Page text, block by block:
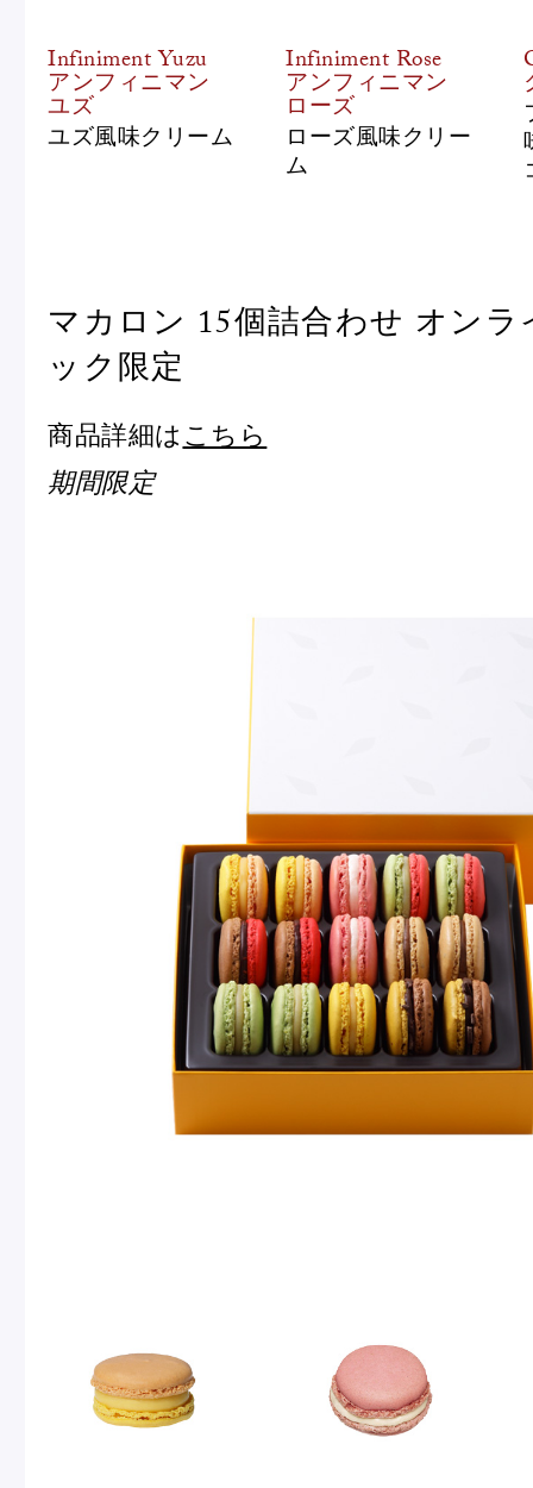
Infiniment Yuzu
アンフィニマン
ユズ
ユズ風味クリーム
Infiniment Rose
アンフィニマン
ローズ
ローズ風味クリー
ム
マカロン 15個詰合わせ オン
ック限定
商品詳細は こちら
期間限定